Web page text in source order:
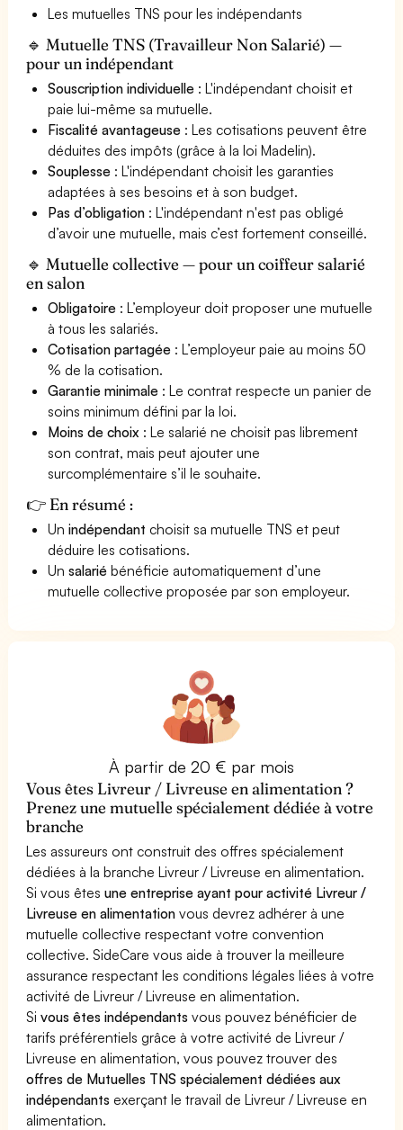
Les mutuelles TNS pour les indépendants
🔹 Mutuelle TNS (Travailleur Non Salarié) —
pour un indépendant
Souscription individuelle : L'indépendant choisit et
paie lui-même sa mutuelle.
Fiscalité avantageuse : Les cotisations peuvent être
déduites des impôts (grâce à la loi Madelin).
Souplesse : L'indépendant choisit les garanties
adaptées à ses besoins et à son budget.
Pas d’obligation : L'indépendant n'est pas obligé
d’avoir une mutuelle, mais c’est fortement conseillé.
🔹 Mutuelle collective — pour un coiffeur salarié
en salon
Obligatoire : L’employeur doit proposer une mutuelle
à tous les salariés.
Cotisation partagée : L’employeur paie au moins 50
% de la cotisation.
Garantie minimale : Le contrat respecte un panier de
soins minimum défini par la loi.
Moins de choix : Le salarié ne choisit pas librement
son contrat, mais peut ajouter une
surcomplémentaire s’il le souhaite.
👉 En résumé :
Unindépendant choisit sa mutuelle TNS et peut
déduire les cotisations.
Unsalarié bénéficie automatiquement d’une
mutuelle collective proposée par son employeur.
À partir de 20 € par mois
Vous êtes Livreur / Livreuse en alimentation ?
Prenez une mutuelle spécialement dédiée à votre
branche
Les assureurs ont construit des offres spécialement
dédiées à la branche Livreur / Livreuse en alimentation.
Si vous êtesune entreprise ayant pour activité Livreur /
Livreuse en alimentation vous devrez adhérer à une
mutuelle collective respectant votre convention
collective. SideCare vous aide à trouver la meilleure
assurance respectant les conditions légales liées à votre
activité de Livreur / Livreuse en alimentation.
Sivous êtes indépendants vous pouvez bénéficier de
tarifs préférentiels grâce à votre activité de Livreur /
Livreuse en alimentation, vous pouvez trouver des
offres de Mutuelles TNS spécialement dédiées aux
indépendants exerçant le travail de Livreur / Livreuse en
alimentation.